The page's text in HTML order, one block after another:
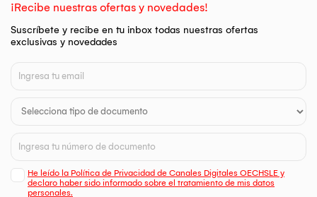
¡Recibe nuestras ofertas y novedades!
Suscríbete y recibe en tu inbox todas nuestras ofertas
exclusivas y novedades
He leído la Política de Privacidad de Canales Digitales OECHSLE y
declaro haber sido informado sobre el tratamiento de mis datos
personales.